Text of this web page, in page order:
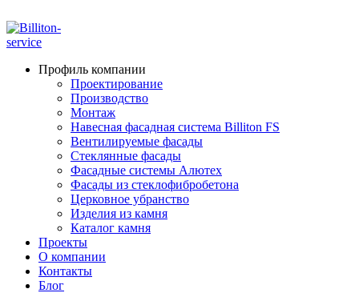
Профиль компании
Проектирование
Производство
Монтаж
Навесная фасадная система Billiton FS
Вентилируемые фасады
Стеклянные фасады
Фасадные системы Алютех
Фасады из стеклофибробетона
Церковное убранство
Изделия из камня
Каталог камня
Проекты
О компании
Контакты
Блог